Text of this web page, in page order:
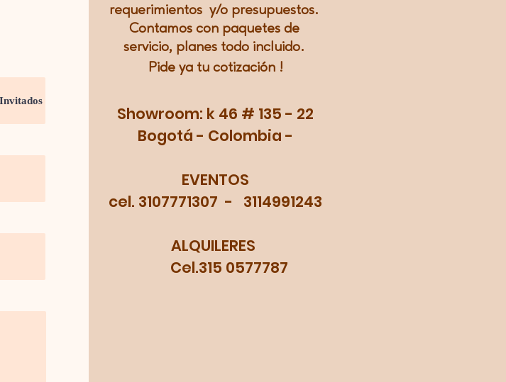
requerimientos y/o presupuestos.
Contamos con paquetes de
servicio, planes todo incluido.
Pide ya tu cotización !
Showroom: k 46 # 135 - 22
Bogotá - Colombia -
EVENTOS
cel. 3107771307 - 3114991243
ALQUILERES
Cel.315 0577787